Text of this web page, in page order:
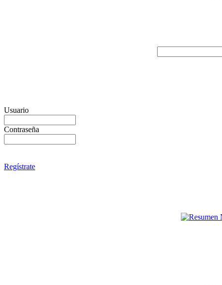
Usuario
Contraseña
Regístrate